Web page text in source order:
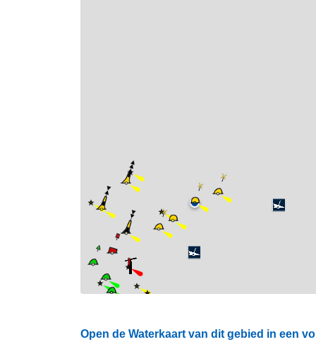
Open de Waterkaart van dit gebied in een